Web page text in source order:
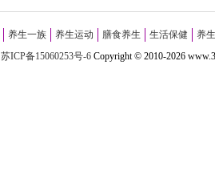
养生一族 养生运动 膳食养生 生活保健
养
苏ICP备15060253号-6Copyright©2010-2026